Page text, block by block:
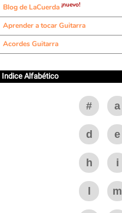
Blog de LaCuerda ¡nuevo!
Aprender a tocar Guitarra
Acordes Guitarra
Indice Alfabético
# a
d e
h i
m